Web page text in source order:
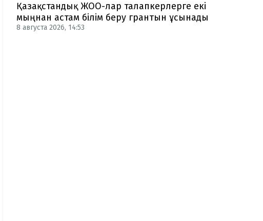
Қазақстандық ЖОО-лар талапкерлерге екі
мыңнан астам білім беру грантын ұсынады
8 августа 2026, 14:53